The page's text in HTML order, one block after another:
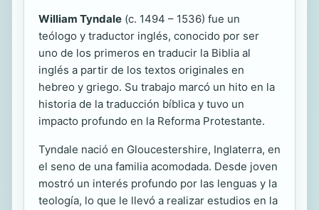
William Tyndale (c. 1494 – 1536) fue un
teólogo y traductor inglés, conocido por ser
uno de los primeros en traducir la Biblia al
inglés a partir de los textos originales en
hebreo y griego. Su trabajo marcó un hito en la
historia de la traducción bíblica y tuvo un
impacto profundo en la Reforma Protestante.
Tyndale nació en Gloucestershire, Inglaterra, en
el seno de una familia acomodada. Desde joven
mostró un interés profundo por las lenguas y la
teología, lo que le llevó a realizar estudios en la